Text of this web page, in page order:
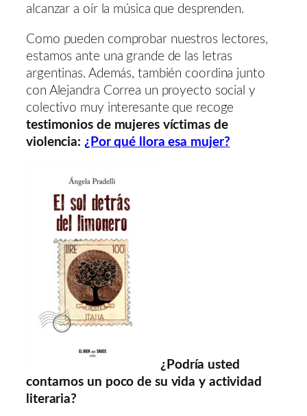
alcanzar a oír la música que desprenden.
Como pueden comprobar nuestros lectores,
estamos ante una grande de las letras
argentinas. Además, también coordina junto
con Alejandra Correa un proyecto social y
colectivo muy interesante que recoge
testimonios de mujeres víctimas de
violencia: ¿Por qué llora esa mujer?
¿Podría usted
contarnos un poco de su vida y actividad
literaria?